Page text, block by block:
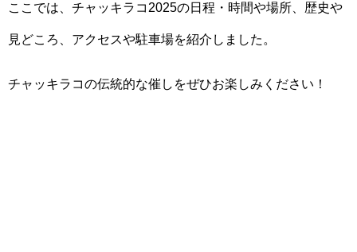
ここでは、チャッキラコ2025の日程・時間や場所、歴史や
見どころ、アクセスや駐車場を紹介しました。
チャッキラコの伝統的な催しをぜひお楽しみください！